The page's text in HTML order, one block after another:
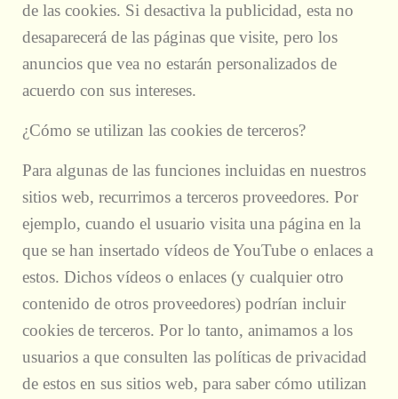
de las cookies. Si desactiva la publicidad, esta no
desaparecerá de las páginas que visite, pero los
anuncios que vea no estarán personalizados de
acuerdo con sus intereses.
¿Cómo se utilizan las cookies de terceros?
Para algunas de las funciones incluidas en nuestros
sitios web, recurrimos a terceros proveedores. Por
ejemplo, cuando el usuario visita una página en la
que se han insertado vídeos de YouTube o enlaces a
estos. Dichos vídeos o enlaces (y cualquier otro
contenido de otros proveedores) podrían incluir
cookies de terceros. Por lo tanto, animamos a los
usuarios a que consulten las políticas de privacidad
de estos en sus sitios web, para saber cómo utilizan